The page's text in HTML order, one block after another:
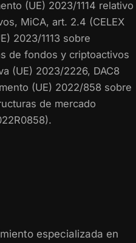
(UE) 2023/1114 relativo
MiCA, art. 2.4 (CELEX
2023/1113 sobre
de fondos y criptoactivos
(UE) 2023/2226, DAC8
(UE) 2022/858 sobre
de mercado
especializada en